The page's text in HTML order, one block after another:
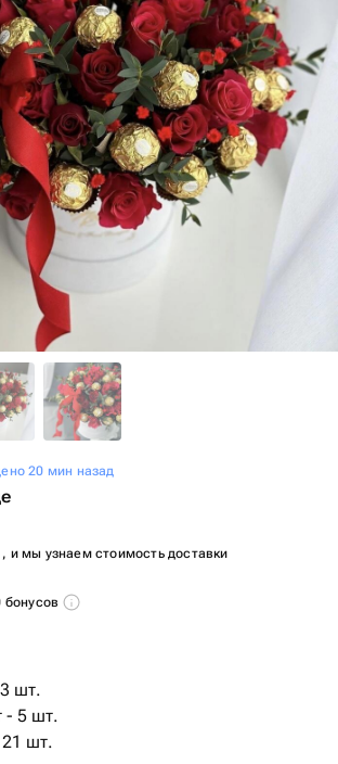
20 мин назад
, и мы узнаем стоимость доставки
бонусов
шт.
- 5 шт.
21 шт.